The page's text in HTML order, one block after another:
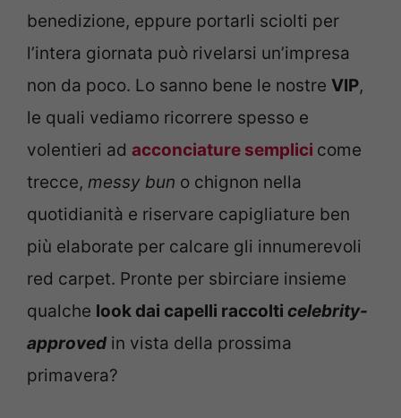
benedizione, eppure portarli sciolti per
l’intera giornata può rivelarsi un’impresa
non da poco. Lo sanno bene le nostre VIP,
le quali vediamo ricorrere spesso e
volentieri ad acconciature semplici come
trecce, messy bun o chignon nella
quotidianità e riservare capigliature ben
più elaborate per calcare gli innumerevoli
red carpet. Pronte per sbirciare insieme
qualche look dai capelli raccolti celebrity-
approved in vista della prossima
primavera?